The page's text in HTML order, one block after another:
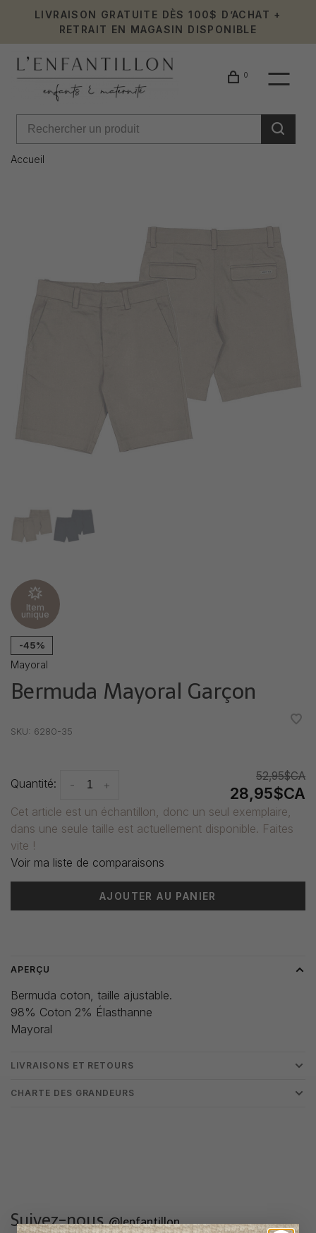
LIVRAISON GRATUITE DÈS 100$ D’ACHAT +
RETRAIT EN MAGASIN DISPONIBLE
0
Accueil
Item
unique
-45%
Mayoral
Bermuda Mayoral Garçon
SKU: 6280-35
Quantité: +
-
52,95$CA
28,95$CA
Cet article est un échantillon, donc un seul exemplaire,
dans une seule taille est actuellement disponible. Faites
vite !
Voir ma liste de comparaisons
AJOUTER AU PANIER
APERÇU
Bermuda coton, taille ajustable.
98% Coton 2% Élasthanne
Mayoral
LIVRAISONS ET RETOURS
CHARTE DES GRANDEURS
Suivez-nous@lenfantillon